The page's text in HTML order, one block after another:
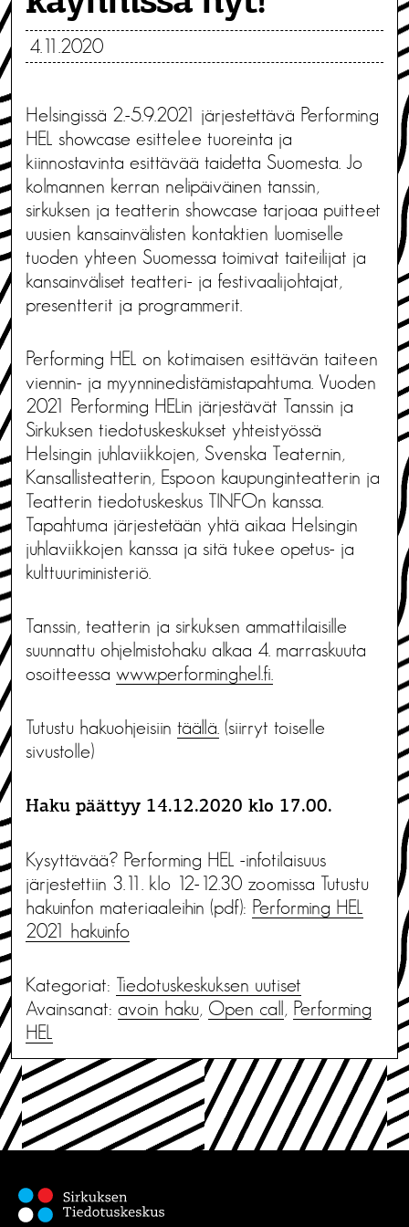
4.11.2020
Helsingissä 2.-5.9.2021 järjestettävä Performing
HEL showcase esittelee tuoreinta ja
kiinnostavinta esittävää taidetta Suomesta. Jo
kolmannen kerran nelipäiväinen tanssin,
sirkuksen ja teatterin showcase tarjoaa puitteet
uusien kansainvälisten kontaktien luomiselle
tuoden yhteen Suomessa toimivat taiteilijat ja
kansainväliset teatteri- ja festivaalijohtajat,
presentterit ja programmerit.
Performing HEL on kotimaisen esittävän taiteen
viennin- ja myynninedistämistapahtuma. Vuoden
2021 Performing HELin järjestävät Tanssin ja
Sirkuksen tiedotuskeskukset yhteistyössä
Helsingin juhlaviikkojen, Svenska Teaternin,
Kansallisteatterin, Espoon kaupunginteatterin ja
Teatterin tiedotuskeskus TINFOn kanssa.
Tapahtuma järjestetään yhtä aikaa Helsingin
juhlaviikkojen kanssa ja sitä tukee opetus- ja
kulttuuriministeriö.
Tanssin, teatterin ja sirkuksen ammattilaisille
suunnattu ohjelmistohaku alkaa 4. marraskuuta
osoitteessa www.performinghel.fi.
Tutustu hakuohjeisiin täällä. (siirryt toiselle
sivustolle)
Haku päättyy 14.12.2020 klo 17.00.
Kysyttävää? Performing HEL -infotilaisuus
järjestettiin 3.11. klo 12-12.30 zoomissa Tutustu
hakuinfon materiaaleihin (pdf): Performing HEL
2021 hakuinfo
Kategoriat: Tiedotus­keskuksen uutiset
Avainsanat: avoin haku, Open call , Performing
HEL